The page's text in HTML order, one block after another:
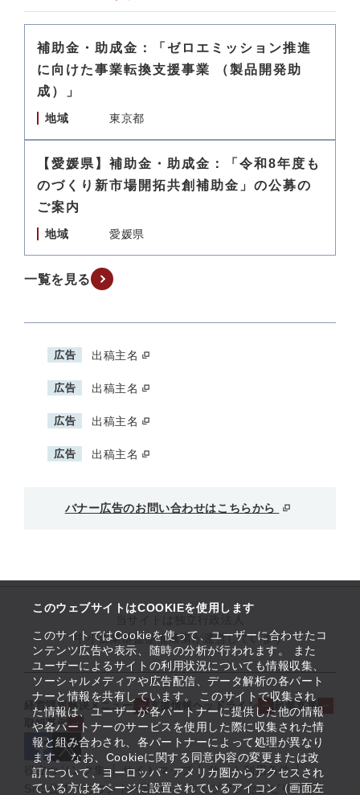
このウェブサイトはCOOKIEを使用します
このサイトではCookieを使って、ユーザーに合わせたコ
ンテンツ広告や表示、随時の分析が行われます。 また
ユーザーによるサイトの利用状況についても情報収集、
ソーシャルメディアや広告配信、データ解析の各パート
ナーと情報を共有しています。 このサイトで収集され
た情報は、ユーザーが各パートナーに提供した他の情報
や各パートナーのサービスを使用した際に収集された情
報と組み合わされ、各パートナーによって処理が異なり
ます。 なお、Cookieに関する同意内容の変更または改
訂について、ヨーロッパ・アメリカ圏からアクセスされ
ている方は各ページに設置されているアイコン（画面左
補助金・助成金：「ゼロエミッション推進
に向けた事業転換支援事業 （製品開発助
成）」
地域 東京都
【愛媛県】補助金・助成金：「令和8年度も
のづくり新市場開拓共創補助金」の公募の
ご案内
地域 愛媛県
一覧を見る
広告 出稿主名
広告 出稿主名
広告 出稿主名
広告 出稿主名
バナー広告のお問い合わせはこちらから
中小企業基盤整備機構が運営しています
経営課題解決メニュー 支援情報ヘッドライン
起業支援
取組事例
役立つリンク集 サイトマップ
サイト利用条件
SNS公式アカウント一覧
ウェブアクセシビリティ